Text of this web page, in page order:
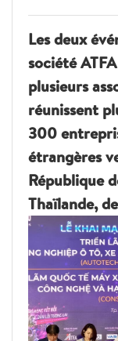
Les deux
société
plusieurs
réunissent
300
étrangères
République
Thaïlande,